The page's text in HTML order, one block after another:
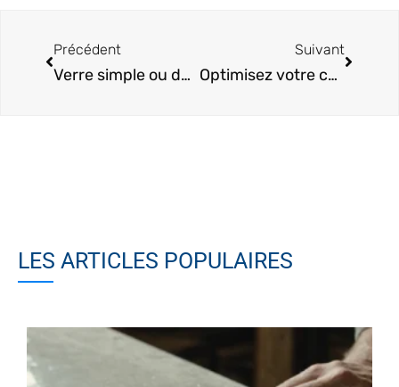
Précédent
Verre simple ou double : quel choix pour une maison plus confortable ?
Suivant
Optimisez votre confort : découvrez les secrets du vitrage thermique
LES ARTICLES POPULAIRES